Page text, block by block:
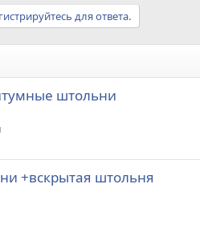
для ответа.
штольни
+вскрытая штольня